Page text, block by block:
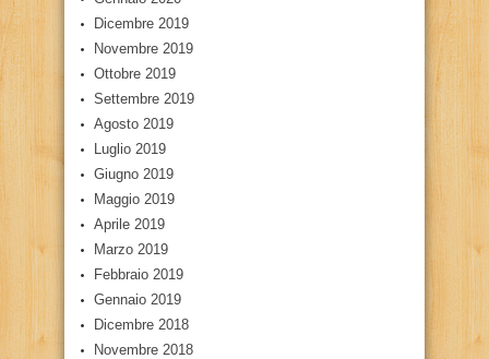
Dicembre 2019
Novembre 2019
Ottobre 2019
Settembre 2019
Agosto 2019
Luglio 2019
Giugno 2019
Maggio 2019
Aprile 2019
Marzo 2019
Febbraio 2019
Gennaio 2019
Dicembre 2018
Novembre 2018